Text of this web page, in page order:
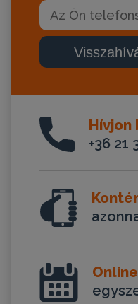
Hívjon
+36 21